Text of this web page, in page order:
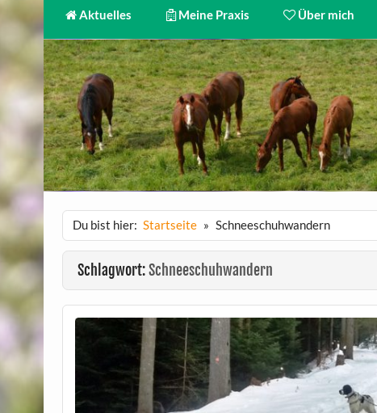
Aktuelles Meine Praxis Über mich
Du bist hier: Startseite Schneeschuhwandern
Schlagwort:Schneeschuhwandern